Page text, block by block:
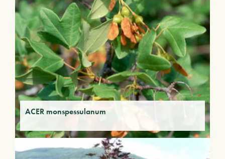
ACER monspessulanum